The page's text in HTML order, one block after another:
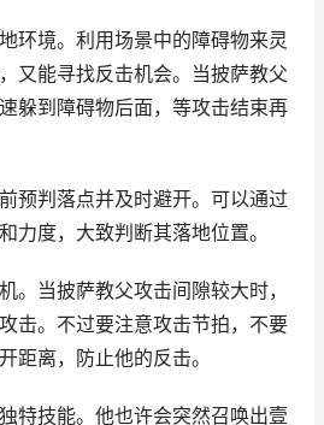
环境。利用场景中的障碍物来灵
又能寻找反击机会。当披萨教父
躲到障碍物后面，等攻击结束再
预判落点并及时避开。可以通过
力度，大致判断其落地位置。
。当披萨教父攻击间隙较大时，
击。不过要注意攻击节拍，不要
距离，防止他的反击。
特技能。他也许会突然召唤出壹